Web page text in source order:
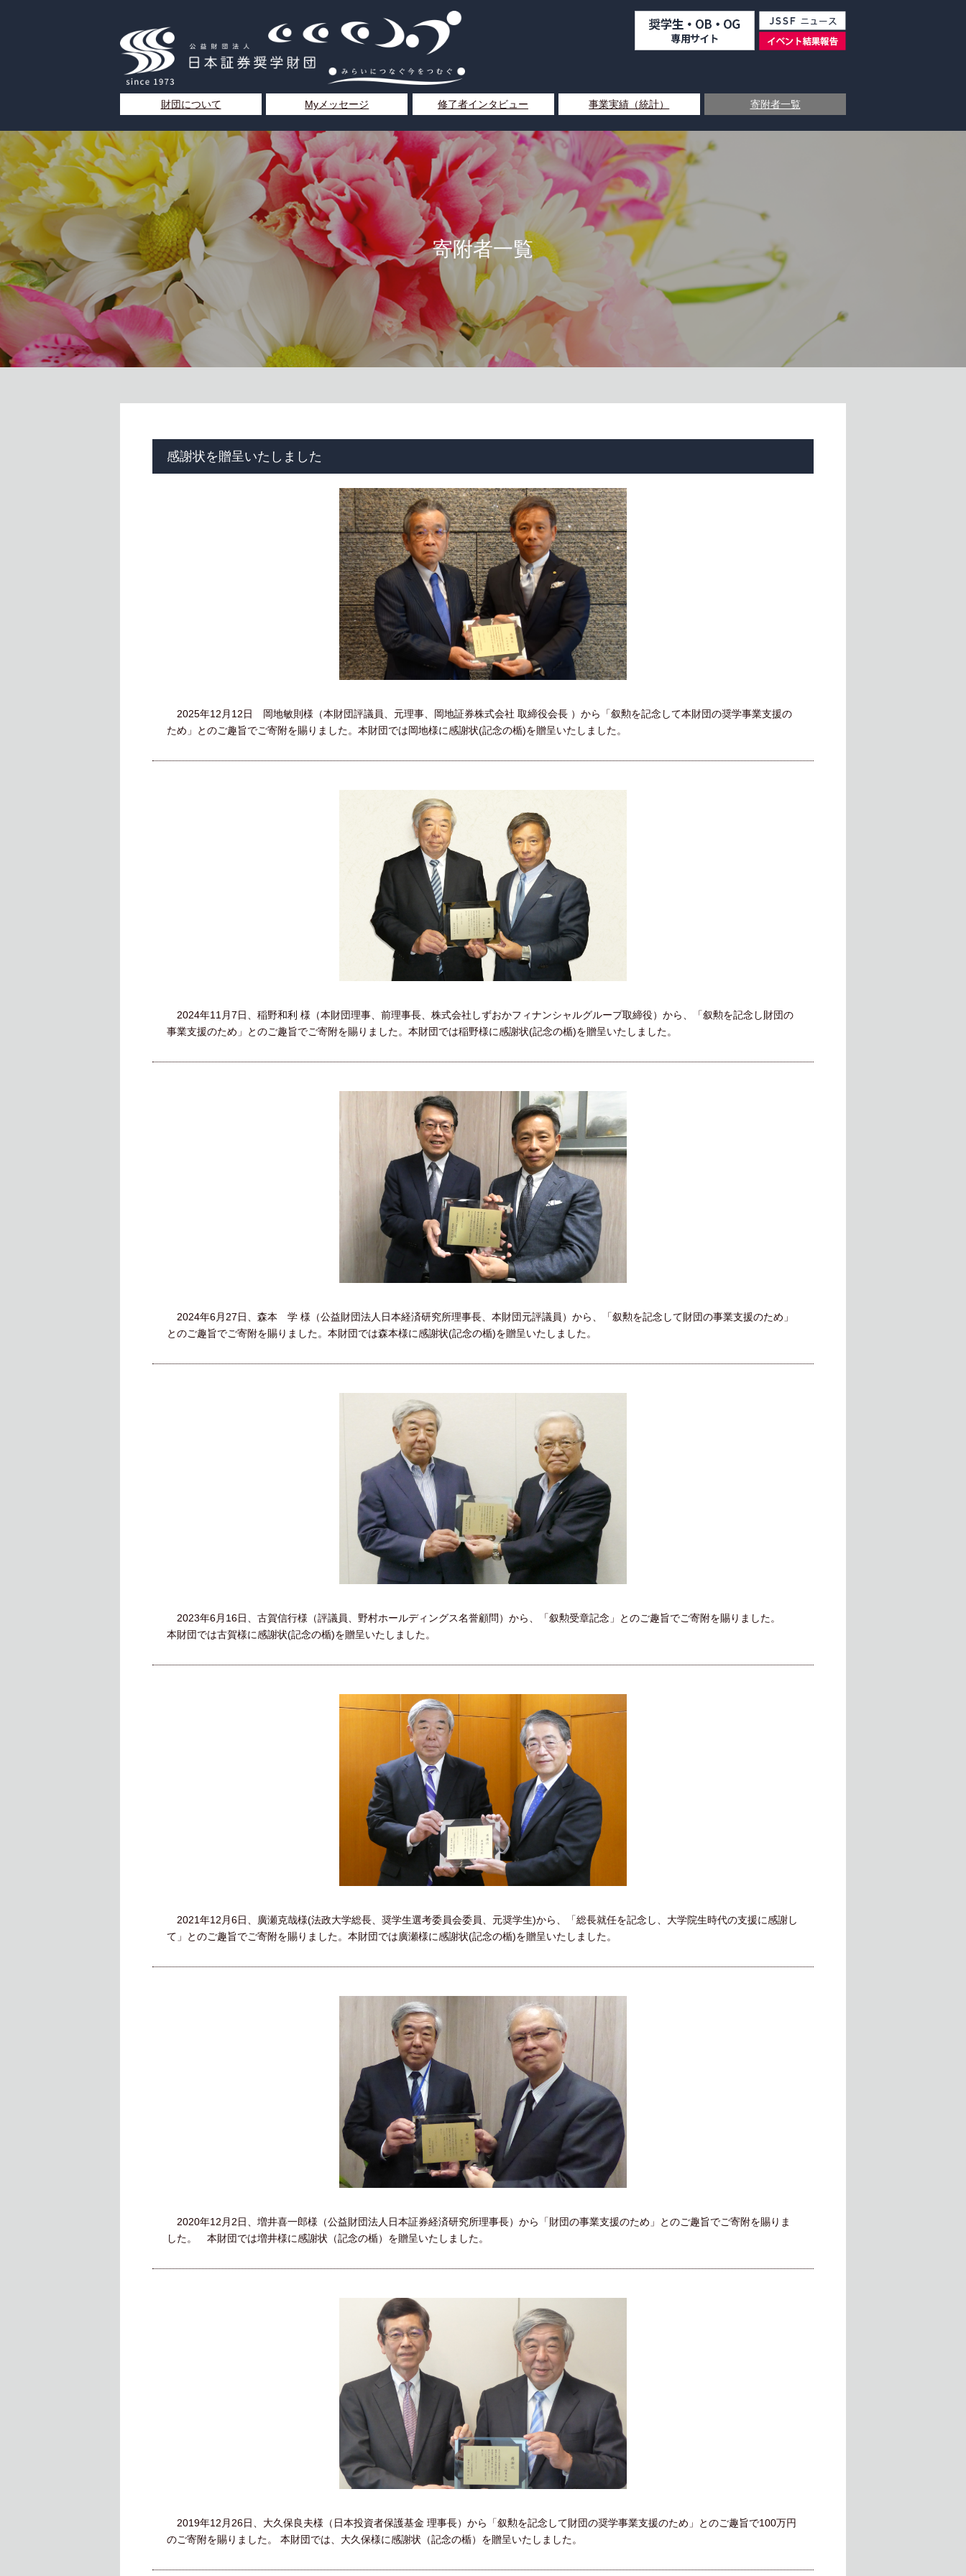
財団について Myメッセージ 修了者インタビュー 事業実績（統計） 寄附者一覧
寄附者一覧
感謝状を贈呈いたしました
2025年12月12日 岡地敏則様（本財団評議員、元理事、岡地証券株式会社 取締役会長 ）から「叙勲を記念して本財団の奨学事業支援の
ため」とのご趣旨でご寄附を賜りました。本財団では岡地様に感謝状(記念の楯)を贈呈いたしました。
2024年11月7日、稲野和利 様（本財団理事、前理事長、株式会社しずおかフィナンシャルグループ取締役）から、「叙勲を記念し財団の
事業支援のため」とのご趣旨でご寄附を賜りました。本財団では稲野様に感謝状(記念の楯)を贈呈いたしました。
2024年6月27日、森本 学 様（公益財団法人日本経済研究所理事長、本財団元評議員）から、「叙勲を記念して財団の事業支援のため」
とのご趣旨でご寄附を賜りました。本財団では森本様に感謝状(記念の楯)を贈呈いたしました。
2023年6月16日、古賀信行様（評議員、野村ホールディングス名誉顧問）から、「叙勲受章記念」とのご趣旨でご寄附を賜りました。
本財団では古賀様に感謝状(記念の楯)を贈呈いたしました。
2021年12月6日、廣瀬克哉様(法政大学総長、奨学生選考委員会委員、元奨学生)から、「総長就任を記念し、大学院生時代の支援に感謝し
て」とのご趣旨でご寄附を賜りました。本財団では廣瀬様に感謝状(記念の楯)を贈呈いたしました。
2020年12月2日、増井喜一郎様（公益財団法人日本証券経済研究所理事長）から「財団の事業支援のため」とのご趣旨でご寄附を賜りま
した。 本財団では増井様に感謝状（記念の楯）を贈呈いたしました。
2019年12月26日、大久保良夫様（日本投資者保護基金 理事長）から「叙勲を記念して財団の奨学事業支援のため」とのご趣旨で100万円
のご寄附を賜りました。 本財団では、大久保様に感謝状（記念の楯）を贈呈いたしました。